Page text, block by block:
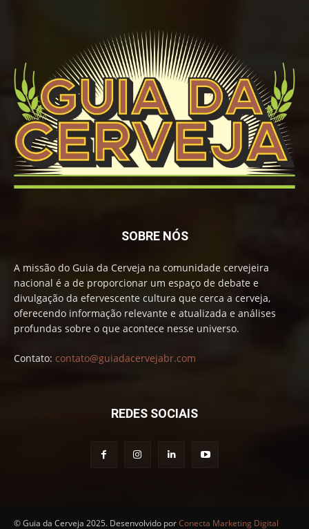
SOBRE NÓS
A missão do Guia da Cerveja na comunidade cervejeira
nacional é a de proporcionar um espaço de debate e
divulgação da efervescente cultura que cerca a cerveja,
oferecendo informação relevante e atualizada e análises
profundas sobre o que acontece nesse universo.
Contato: contato@guiadacervejabr.com
REDES SOCIAIS
© Guia da Cerveja 2025. Desenvolvido porConecta Marketing Digital